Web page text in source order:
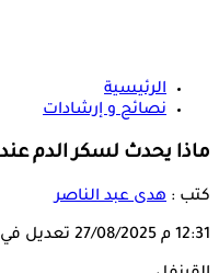
الرئيسية
نصائح و إرشادات
ماذا يحدث لسكر الدم
كتب : هدى عبد الناصر
12:31 م 27/08/2025 تعديل في 12:32 م